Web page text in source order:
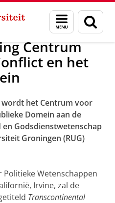
Menu
en
zoeken
Centrum
en het
het Centrum voor
Domein aan de
Godsdienstwetenschap
Groningen (RUG)
Politieke Wetenschappen
Irvine, zal de
Transcontinental